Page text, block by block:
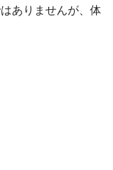
ありませんが、体